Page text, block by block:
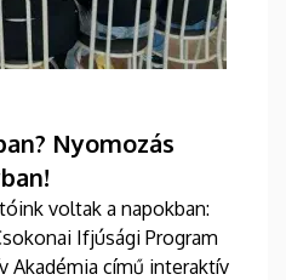
Nyomozás
voltak a napokban:
Ifjúsági Program
Akadémia című interaktív